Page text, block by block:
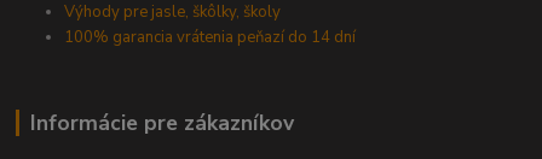
Výhody pre jasle, škôlky, školy
100% garancia vrátenia peňazí do 14 dní
Informácie pre zákazníkov